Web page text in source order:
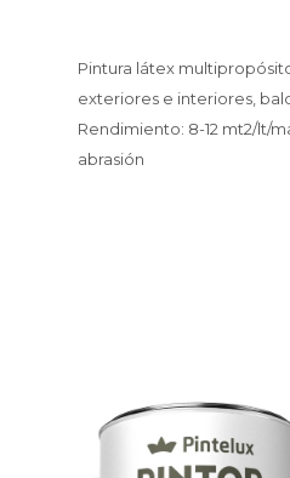
Pintura látex
exteriores e interiores,
Rendimiento: 8-12 mt2/lt/
abrasión